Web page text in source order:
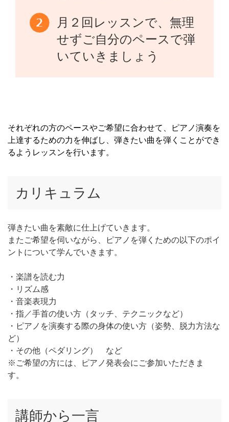
月２回レッスンで、無理
せずご自分のペースで弾
いていきましょう
それぞれの方のペースやご希望に合わせて、ピアノ演奏を
上達するための力を伸ばし、弾きたい曲を弾くことができ
るようレッスンを行います。
カリキュラム
弾きたい曲を素敵に仕上げていきます。
またご希望を伺いながら、ピアノを弾くための以下のポイ
ントについて学んでいきます。
・楽譜を読む力
・リズム感
・音楽表現力
・指／手首の使い方（タッチ、テクニックなど）
・ピアノを演奏する際の身体の使い方（姿勢、脱力方法な
ど）
・その他（ペダリング） など
※ご希望の方には、ピアノ発表会にご参加いただきま
す。
講師から一言